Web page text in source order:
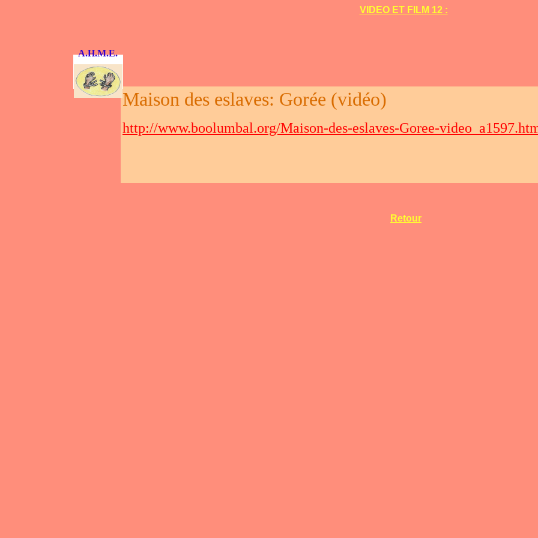
VIDEO ET FILM 12 :
A.H.M.E.
Maison des eslaves: Gorée (vidéo)
http://www.boolumbal.org/Maison-des-eslaves-Goree-
Retour